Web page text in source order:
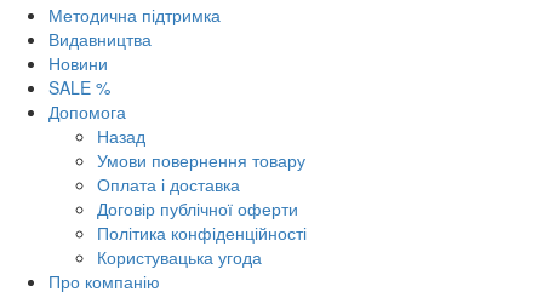
Методична підтримка
Видавництва
Новини
SALE %
Допомога
Назад
Умови повернення товару
Оплата і доставка
Договір публічної оферти
Політика конфіденційності
Користувацька угода
Про компанію